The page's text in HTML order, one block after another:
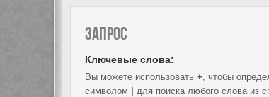
ЗАПРОС
Ключевые слова:
Вы можете использовать +, чтобы
символом
для поиска любого слова из